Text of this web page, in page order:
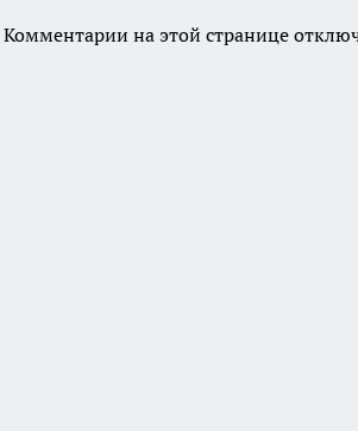
Комментарии на этой странице